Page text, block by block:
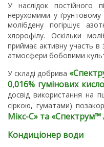
У наслідок постійного
нерухомими у
молібдену погіршує
хлорофілу. Оскільки
приймає активну участь в
атмосфери бобовими
У складі добрива «
0,016% гумінових
досвід використання на
сіркою, гуматами)
Мікс-С» та «Спектрум™
Кондиціонер води